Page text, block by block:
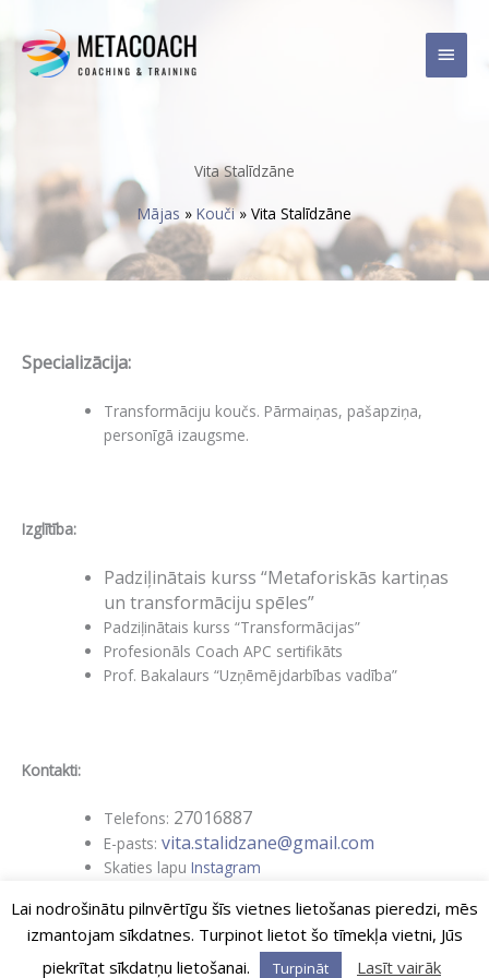
content
Main
Vita Stalīdzāne
Mājas » Kouči » Vita Stalīdzāne
Specializācija:
Transformāciju koučs. Pārmaiņas, pašapziņa,
personīgā izaugsme.
Izglītība:
Padziļinātais kurss “Metaforiskās kartiņas
un transformāciju spēles”
Padziļinātais kurss “Transformācijas”
Profesionāls Coach APC sertifikāts
Prof. Bakalaurs “Uzņēmējdarbības vadība”
Kontakti:
Telefons: 27016887
E-pasts:vita.stalidzane@gmail.com
Skaties lapuInstagram
Copyright © 2026MetaCoach| Powered byMetaCoach|
Lai nodrošinātu pilnvērtīgu šīs vietnes lietošanas pieredzi, mēs
izmantojam sīkdatnes. Turpinot lietot šo tīmekļa vietni, Jūs
piekrītat sīkdatņu lietošanai.
Turpināt Lasīt vairāk